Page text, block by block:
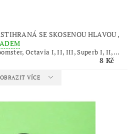
SE SKOSENOU HLAVOU ,
Octavia I, II, III, Superb I, II,...
8 Kč
VÍCE